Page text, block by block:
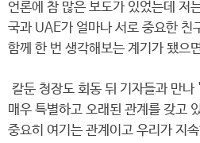
언론에 참 많은 보도가 있었는데 저
국과 UAE가 얼마나 서로 중요한 친
함께 한 번 생각해보는 계기가 됐으
칼둔 청장도 회동 뒤 기자들과 만
매우 특별하고 오래된 관계를 갖고
중요히 여기는 관계이고 우리가 지